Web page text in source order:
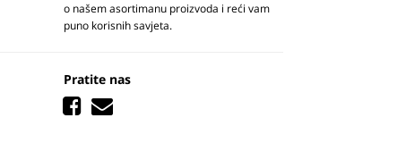
o našem asortimanu proizvoda i reći vam
puno korisnih savjeta.
Pratite nas